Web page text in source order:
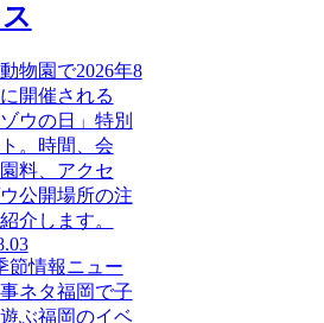
物園で2026年8
開催される
ゾウの日」特別
。時間、会
料、アクセ
公開場所の注
介します。
節情報ニュー
ネタ福岡で子
ぶ福岡のイベ